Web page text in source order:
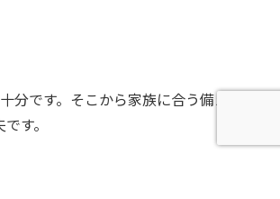
分です。そこから家族に合う備えを足
す。